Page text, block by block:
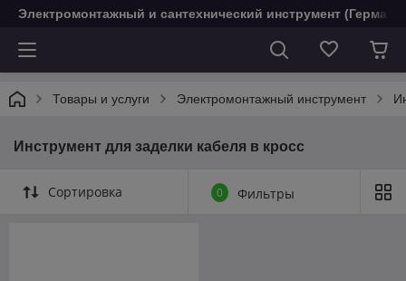
Электромонтажный и сантехнический инструмент
Товары и услуги Электромонтажный инструмент
Инструмент для заделки кабеля в кросс
Сортировка 0 Фильтры